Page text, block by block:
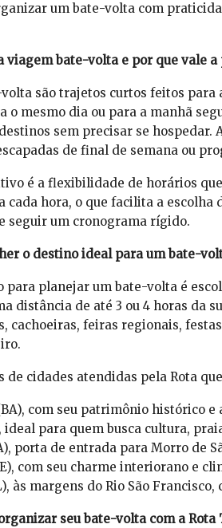
um bate-volta com
viagem bate-volta e por que vale a
são trajetos curtos feitos
o mesmo dia ou para a manhã
sem precisar se hospedar.
de final de semana ou
é a flexibilidade de horários
cada hora, o que facilita a
seguir um cronograma rígido.
o destino ideal para um bate-
para planejar um bate-volta é
distância de até 3 ou 4 horas da
cachoeiras, feiras regionais,
de cidades atendidas pela Rota
com seu patrimônio histórico
ideal para quem busca cultura,
porta de entrada para Morro de
com seu charme interiorano e
às margens do Rio São
seu bate-volta com a Rota